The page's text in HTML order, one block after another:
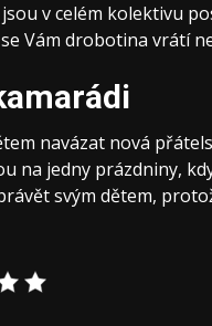
v celém kolektivu
Vám drobotina vrátí
navázat nová
na jedny prázdniny,
svým dětem,